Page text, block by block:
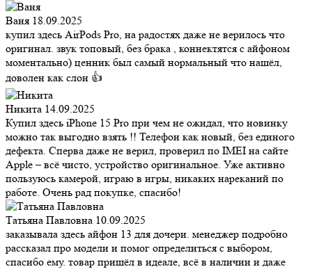
Ваня 18.09.2025
купил здесь AirPods Pro, на радостях даже не верилось что
оригинал. звук топовый, без брака , коннектятся с айфоном
моментально) ценник был самый нормальный что нашёл,
доволен как слон 👍
Никита 14.09.2025
Купил здесь iPhone 15 Pro при чем не ожидал, что новинку
можно так выгодно взять !! Телефон как новый, без единого
дефекта. Сперва даже не верил, проверил по IMEI на сайте
Apple – всё чисто, устройство оригинальное. Уже активно
пользуюсь камерой, играю в игры, никаких нареканий по
работе. Очень рад покупке, спасибо!
Татьяна Павловна 10.09.2025
заказывала здесь айфон 13 для дочери. менеджер подробно
рассказал про модели и помог определиться с выбором,
спасибо ему. товар пришёл в идеале, всё в наличии и даже